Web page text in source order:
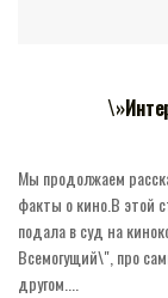
Мы продолжаем
факты о кино.В этой
подала в суд на
Всемогущий\", про
другом....